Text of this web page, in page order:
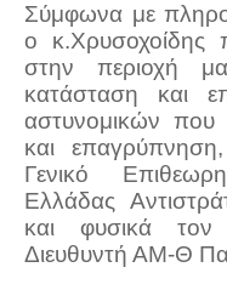
Σύμφωνα με
o κ.Χρυσοχοίδης
στην περιοχή
κατάσταση και
αστυνομικών που
και
Γενικό
Ελλάδας
και φυσικά τον
Διευθυντή ΑΜ-Θ